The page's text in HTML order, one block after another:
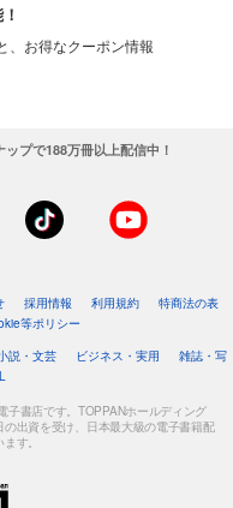
、お得なクーポン情報
プで188万冊以上配信中！
採用情報 利用規約
特商法の表
等ポリシー
説・文芸 ビジネス・実用
雑誌・写
子書店です。TOPPANホールディング
出資を受け、日本最大級の電子書籍配
す。